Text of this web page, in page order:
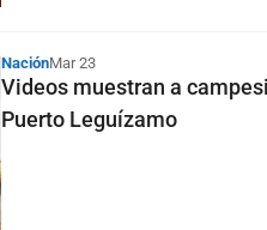
NaciónMar 23
Videos muestran a
Puerto Leguízamo